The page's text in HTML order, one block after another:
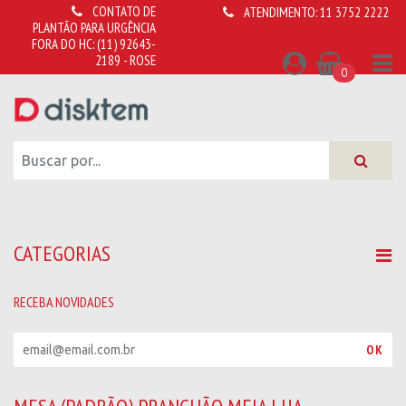
CONTATO DE
PLANTÃO PARA URGÊNCIA
FORA DO HC:(11) 92643-
2189 - ROSE
ATENDIMENTO:11 3752 2222
0
CATEGORIAS
RECEBA NOVIDADES
OK